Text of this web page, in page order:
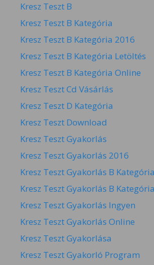
Kresz Teszt B
Kresz Teszt B Kategória
Kresz Teszt B Kategória 2016
Kresz Teszt B Kategória Letöltés
Kresz Teszt B Kategória Online
Kresz Teszt Cd Vásárlás
Kresz Teszt D Kategória
Kresz Teszt Download
Kresz Teszt Gyakorlás
Kresz Teszt Gyakorlás 2016
Kresz Teszt Gyakorlás B
Kresz Teszt Gyakorlás B
Kresz Teszt Gyakorlás Ingyen
Kresz Teszt Gyakorlás Online
Kresz Teszt Gyakorlása
Kresz Teszt Gyakorló Program